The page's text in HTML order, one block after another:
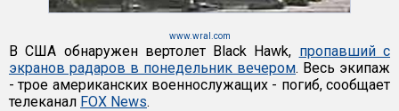
www.wral.com
В США обнаружен вертолет Black Hawk, пропавший с
экранов радаров в понедельник вечером. Весь экипаж
- трое американских военнослужащих - погиб, сообщает
телеканал FOX News.